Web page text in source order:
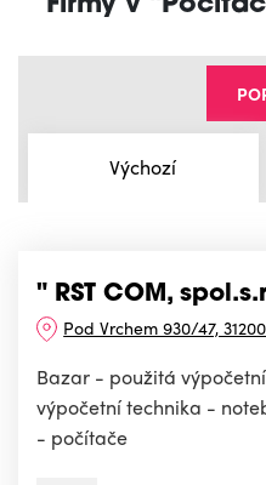
Výchozí
" RST COM,
Pod Vrchem 930/47,
Bazar - použitá
výpočetní technika -
- počítače